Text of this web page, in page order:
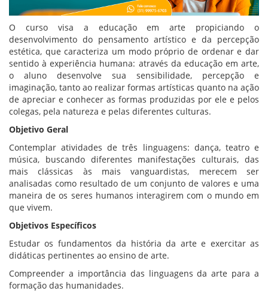
O curso visa a educação em arte propiciando o
desenvolvimento do pensamento artístico e da percepção
estética, que caracteriza um modo próprio de ordenar e dar
sentido à experiência humana: através da educação em arte,
o aluno desenvolve sua sensibilidade, percepção e
imaginação, tanto ao realizar formas artísticas quanto na ação
de apreciar e conhecer as formas produzidas por ele e pelos
colegas, pela natureza e pelas diferentes culturas.
Objetivo Geral
Contemplar atividades de três linguagens: dança, teatro e
música, buscando diferentes manifestações culturais, das
mais clássicas às mais vanguardistas, merecem ser
analisadas como resultado de um conjunto de valores e uma
maneira de os seres humanos interagirem com o mundo em
que vivem.
Objetivos Específicos
Estudar os fundamentos da história da arte e exercitar as
didáticas pertinentes ao ensino de arte.
Compreender a importância das linguagens da arte para a
formação das humanidades.